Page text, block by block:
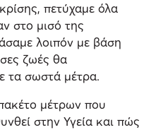
πετύχαμε όλα
στο μισό της
λοιπόν με βάση
ζωές θα
τα σωστά μέτρα.
μέτρων που
στην Υγεία και πώς